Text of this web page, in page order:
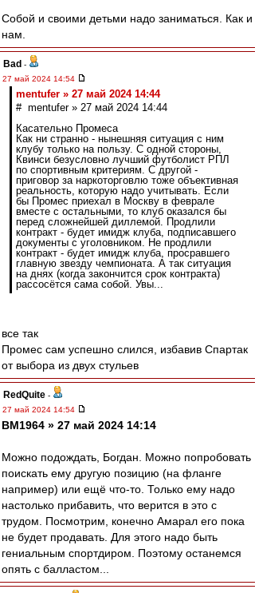
Собой и своими детьми надо заниматься. Как и
нам.
Bad -
27 май 2024 14:54
mentufer » 27 май 2024 14:44
# mentufer » 27 май 2024 14:44
Касательно Промеса
Как ни странно - нынешняя ситуация с ним
клубу только на пользу. С одной стороны,
Квинси безусловно лучший футболист РПЛ
по спортивным критериям. С другой -
приговор за наркоторговлю тоже объективная
реальность, которую надо учитывать. Если
бы Промес приехал в Москву в феврале
вместе с остальными, то клуб оказался бы
перед сложнейшей диллемой. Продлили
контракт - будет имидж клуба, подписавшего
документы с уголовником. Не продлили
контракт - будет имидж клуба, просравшего
главную звезду чемпионата. А так ситуация
на днях (когда закончится срок контракта)
рассосётся сама собой. Увы...
все так
Промес сам успешно слился, избавив Спартак
от выбора из двух стульев
RedQuite -
27 май 2024 14:54
BM1964 » 27 май 2024 14:14
Можно подождать, Богдан. Можно попробовать
поискать ему другую позицию (на фланге
например) или ещё что-то. Только ему надо
настолько прибавить, что верится в это с
трудом. Посмотрим, конечно Амарал его пока
не будет продавать. Для этого надо быть
гениальным спортдиром. Поэтому останемся
опять с балластом...